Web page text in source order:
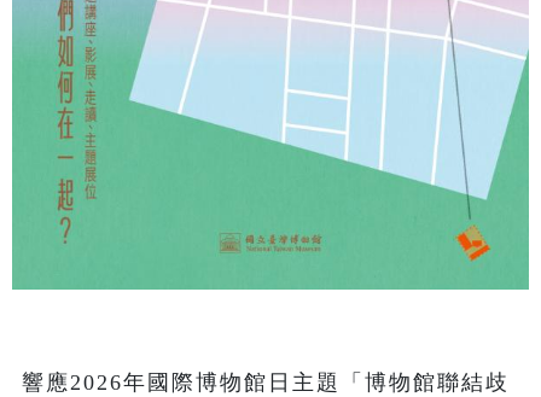
響應2026年國際博物館日主題「博物館聯結歧